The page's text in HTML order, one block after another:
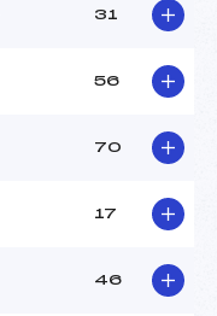
31
56
70
17
46